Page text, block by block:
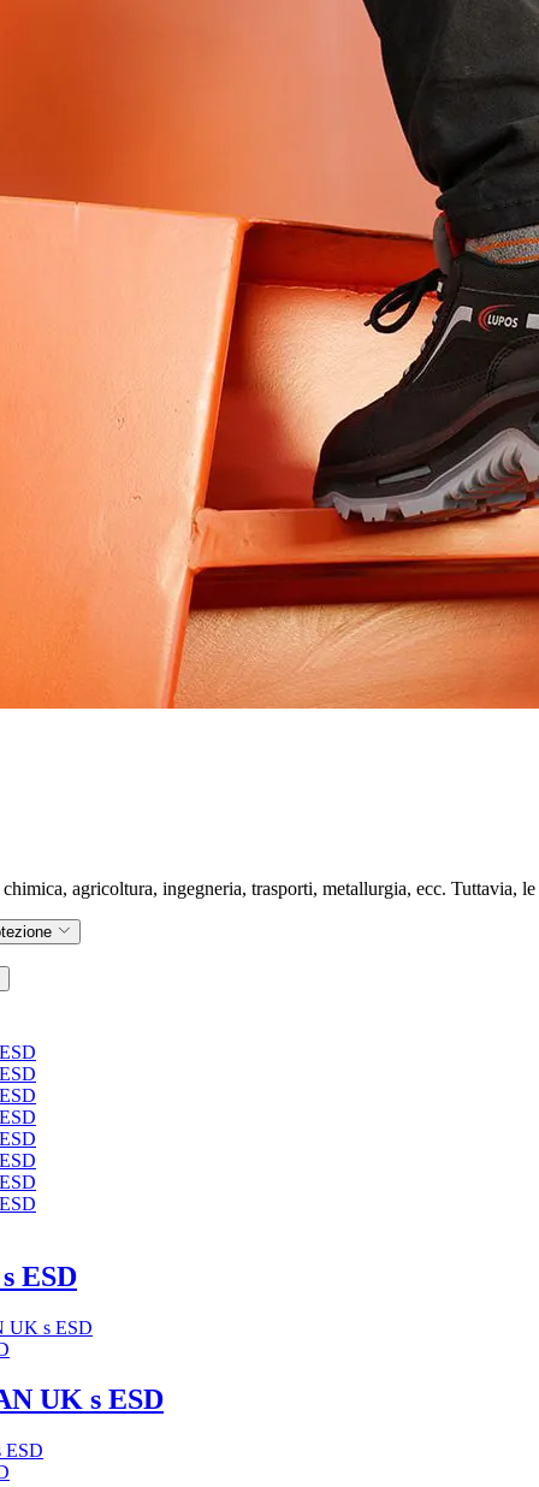
agricoltura, ingegneria, trasporti, metallurgia, ecc. Tuttavia,
ESD
UK s ESD